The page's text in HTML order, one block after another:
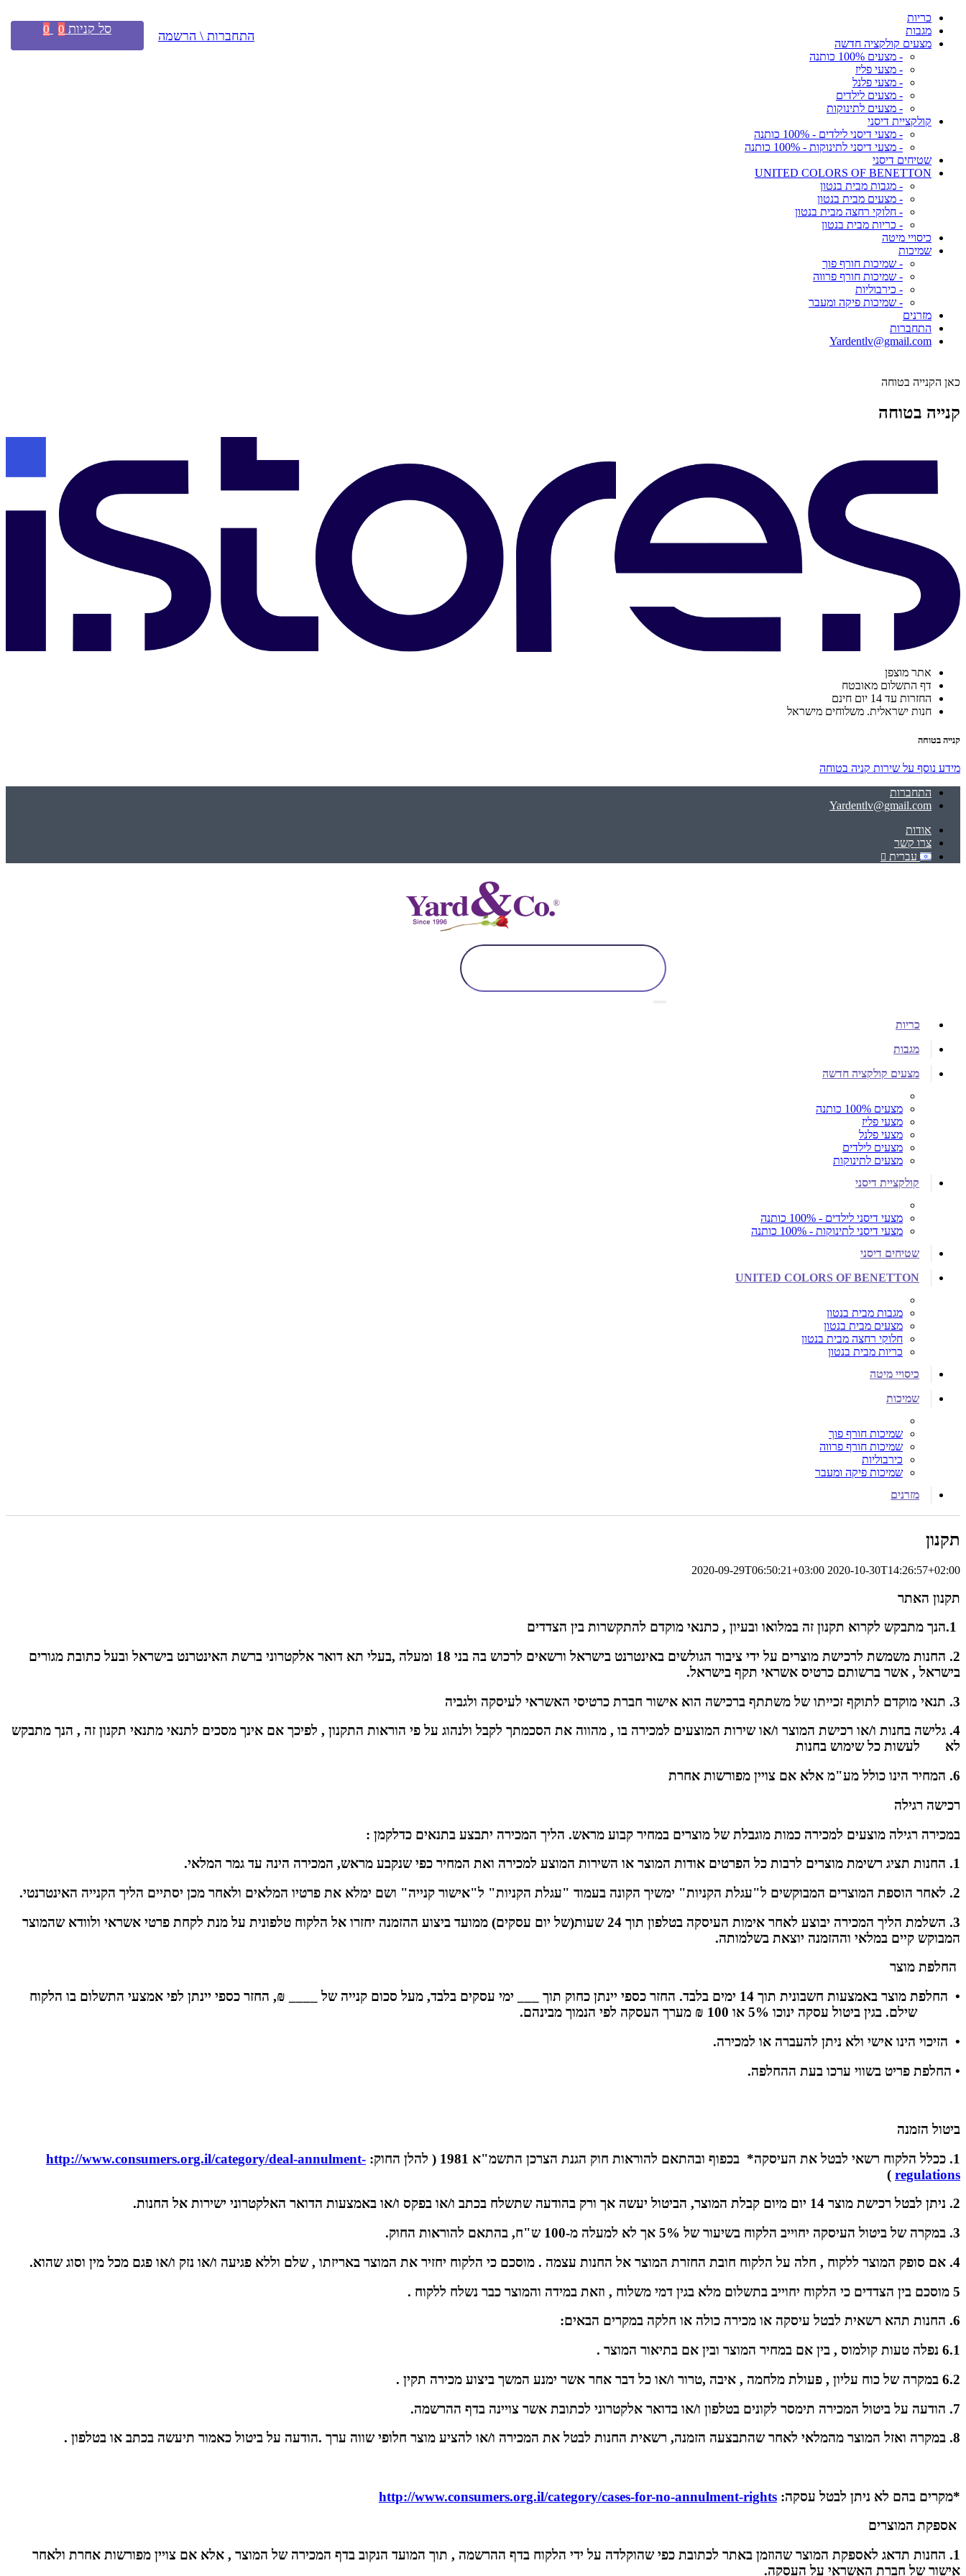
כריות
מגבות
מצעים קולקציה חדשה
- מצעים 100% כותנה
- מצעי פליז
- מצעי פלנל
- מצעים לילדים
- מצעים לתינוקות
קולקציית דיסני
- מצעי דיסני לילדים - 100% כותנה
- מצעי דיסני לתינוקות - 100% כותנה
שטיחים דיסני
UNITED COLORS OF BENETTON
- מגבות מבית בנטון
- מצעים מבית בנטון
- חלוקי רחצה מבית בנטון
- כריות מבית בנטון
כיסויי מיטה
שמיכות
- שמיכות חורף פוך
- שמיכות חורף פרווה
- כירבוליות
- שמיכות פיקה ומעבר
מזרנים
התחברות
Yardentlv@gmail.com
כאן הקנייה בטוחה
קנייה בטוחה
אתר מוצפן
דף התשלום מאובטח
החזרות עד 14 יום חינם
חנות ישראלית. משלוחים מישראל
קנייה בטוחה
מידע נוסף על שירות קניה בטוחה
התחברות
Yardentlv@gmail.com
אודות
צרו קשר
עברית
התחברות \ הרשמה סל קניות 0
0
כריות
מגבות
מצעים קולקציה חדשה
מצעים 100% כותנה
מצעי פליז
מצעי פלנל
מצעים לילדים
מצעים לתינוקות
קולקציית דיסני
מצעי דיסני לילדים - 100% כותנה
מצעי דיסני לתינוקות - 100% כותנה
שטיחים דיסני
UNITED COLORS OF BENETTON
מגבות מבית בנטון
מצעים מבית בנטון
חלוקי רחצה מבית בנטון
כריות מבית בנטון
כיסויי מיטה
שמיכות
שמיכות חורף פוך
שמיכות חורף פרווה
כירבוליות
שמיכות פיקה ומעבר
מזרנים
תקנון
2020-09-29T06:50:21+03:00 2020-10-30T14:26:57+02:00
תקנון האתר
2. החנות משמשת לרכישת מוצרים על ידי ציבור הגולשים באינטרנט בישראל ורשאים לרכוש בה בני 18 ומעלה ,בעלי תא דואר אלקטרוני ברשת האינטרנט בישראל ובעל כתובת מגורים
בישראל , אשר ברשותם כרטיס אשראי תקף בישראל.
3. תנאי מוקדם לתוקף זכייתו של משתתף ברכישה הוא אישור חברת כרטיסי האשראי לעיסקה ולגביה
4. גלישה בחנות ו/או רכישת המוצר ו/או שירות המוצעים למכירה בו , מהווה את הסכמתך לקבל ולנהוג על פי הוראות התקנון , לפיכך אם אינך מסכים לתנאי מתנאי תקנון זה , הנך מתבקש
לא לעשות כל שימוש בחנות
6. המחיר הינו כולל מע"מ אלא אם צויין מפורשות אחרת
רכישה רגילה
במכירה רגילה מוצעים למכירה כמות מוגבלת של מוצרים במחיר קבוע מראש. הליך המכירה יתבצע בתנאים כדלקמן :
1. החנות תציג רשימת מוצרים לרבות כל הפרטים אודות המוצר או השירות המוצע למכירה ואת המחיר כפי שנקבע מראש, המכירה הינה עד גמר המלאי.
2. לאחר הוספת המוצרים המבוקשים ל"עגלת הקניות" ימשיך הקונה בעמוד "עגלת הקניות" ל"אישור קנייה" ושם ימלא את פרטיו המלאים ולאחר מכן יסתיים הליך הקנייה האינטרנטי.
3. השלמת הליך המכירה יבוצע לאחר אימות העיסקה בטלפון תוך 24 שעות(של יום עסקים) ממועד ביצוע ההזמנה יחזרו אל הלקוח טלפונית על מנת לקחת פרטי אשראי ולוודא שהמוצר
המבוקש קיים במלאי וההזמנה יוצאת בשלמותה.
החלפת מוצר
• החלפת מוצר באמצעות חשבונית תוך 14 ימים בלבד. החזר כספי יינתן כחוק תוך
ימי עסקים בלבד, מעל סכום קנייה של
₪, החזר כספי יינתן לפי אמצעי התשלום בו הלקוח
שילם. בגין ביטול עסקה ינוכו 5% או 100 ₪ מערך העסקה לפי הנמוך מבינהם.
• הזיכוי הינו אישי ולא ניתן להעברה או למכירה.
• החלפת פריט בשווי ערכו בעת ההחלפה.
ביטול הזמנה
1. ככלל הלקוח רשאי לבטל את העיסקה* בכפוף ובהתאם להוראות חוק הגנת הצרכן התשמ"א 1981 ( להלן החוק:
http://www.consumers.org.il/category/deal-annulment-
regulations
)
2. ניתן לבטל רכישת מוצר 14 יום מיום קבלת המוצר, הביטול יעשה אך ורק בהודעה שתשלח בכתב ו/או בפקס ו/או באמצעות הדואר האלקטרוני ישירות אל החנות.
3. במקרה של ביטול העיסקה יחוייב הלקוח בשיעור של 5% אך לא למעלה מ-100 ש"ח, בהתאם להוראות החוק.
4. אם סופק המוצר ללקוח , חלה על הלקוח חובת החזרת המוצר אל החנות עצמה . מוסכם כי הלקוח יחזיר את המוצר באריזתו , שלם וללא פגיעה ו/או נזק ו/או פגם מכל מין וסוג שהוא.
5 מוסכם בין הצדדים כי הלקוח יחוייב בתשלום מלא בגין דמי משלוח , וזאת במידה והמוצר כבר נשלח ללקוח .
6. החנות תהא רשאית לבטל עיסקה או מכירה כולה או חלקה במקרים הבאים:
6.1 נפלה טעות קולמוס , בין אם במחיר המוצר ובין אם בתיאור המוצר .
6.2 במקרה של כוח עליון , פעולת מלחמה , איבה ,טרור ו/או כל דבר אחר אשר ימנע המשך ביצוע מכירה תקין .
7. הודעה על ביטול המכירה תימסר לקונים בטלפון ו/או בדואר אלקטרוני לכתובת אשר צויינה בדף ההרשמה.
8. במקרה ואזל המוצר מהמלאי לאחר שהתבצעה הזמנה, רשאית החנות לבטל את המכירה ו/או להציע מוצר חלופי שווה ערך .הודעה על ביטול כאמור תיעשה בכתב או בטלפון .
*מקרים בהם לא ניתן לבטל עסקה: http://www.consumers.org.il/category/cases-for-no-annulment-rights
אספקת המוצרים
1. החנות תדאג לאספקת המוצר שהוזמן באתר לכתובת כפי שהוקלדה על ידי הלקוח בדף ההרשמה , תוך המועד הנקוב בדף המכירה של המוצר , אלא אם צויין מפורשות אחרת ולאחר
אישור של חברת האשראי על העסקה.